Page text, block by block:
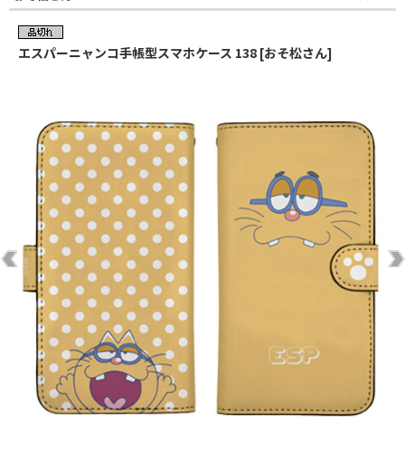
エスパーニャンコ手帳型スマホケース 138 [おそ松さん]